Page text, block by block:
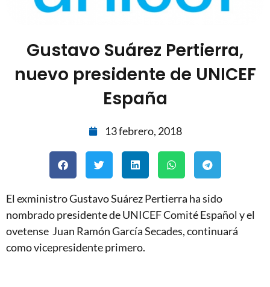
Gustavo Suárez Pertierra,
nuevo presidente de UNICEF
España
13 febrero, 2018
El exministro Gustavo Suárez Pertierra ha sido
nombrado presidente de UNICEF Comité Español y el
ovetense Juan Ramón García Secades, continuará
como vicepresidente primero.